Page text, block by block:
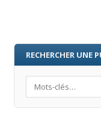
RECHERCHER UNE